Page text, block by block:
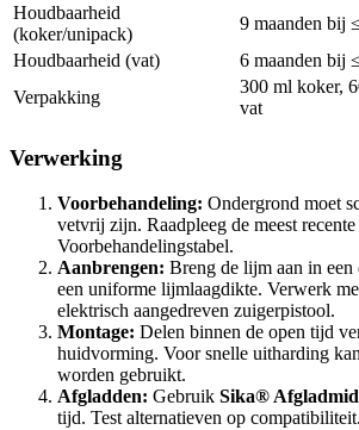
Houdbaarheid
(koker/unipack)
9 maanden bij
Houdbaarheid (vat)
6 maanden bij
Verpakking
300 ml koker,
vat
Verwerking
Voorbehandeling: Ondergrond moet
vetvrij zijn. Raadpleeg de meest
Voorbehandelingstabel.
Aanbrengen: Breng de lijm aan in
een uniforme lijmlaagdikte. Verwerk
elektrisch aangedreven zuigerpistool.
Montage: Delen binnen de open tijd
huidvorming. Voor snelle uitharding kan
worden gebruikt.
Afgladden: Gebruik Sika®
tijd. Test alternatieven op compatibiliteit.